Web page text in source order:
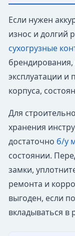
Если нужен
износ и долгий
сухогрузные
эксплуатации и
корпуса,
Для
хранения
достаточно б/у
состоянии.
замки,
ремонта и
выгоден, если
вкладываться в